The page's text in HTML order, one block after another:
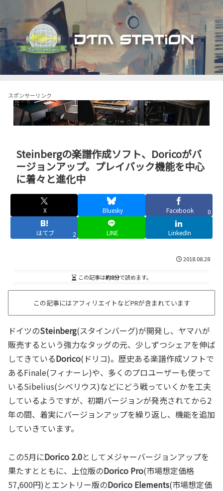
スポンサーリンク
Steinbergの楽譜作成ソフト、Doricoがバ
ージョンアップ。プレイバック機能を中心
に着々と進化中
X Bluesky Facebook 0
はてブ 2 LINE LinkedIn
2018.08.28
この記事は約8分で読めます。
この記事にはアフィリエイトなどPRが含まれています
ドイツのSteinberg(スタインバーグ)が開発し、ヤマハが
販売するという強力なタッグの元、少しずつシェアを伸ば
してきているDorico(ドリコ)。歴史ある楽譜作成ソフトで
あるFinale(フィナーレ)や、多くのプロユーザーも使って
いるSibelius(シベリウス)などにどう戦っていくかを工夫
しているようですが、初期バージョンが発売されてから2
年の間、着実にバージョンアップを繰り返し、機能を追加
していきています。
この5月にDorico 2.0としてメジャーバージョンアップを
果たすとともに、上位版のDorico Pro(市場想定価格
57,600円)とエントリー版のDorico Elements(市場想定価